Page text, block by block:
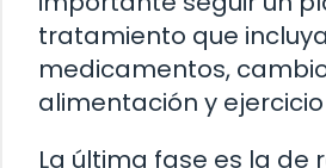
tratamiento que incluya
medicamentos,
alimentación y
La última fase es la de